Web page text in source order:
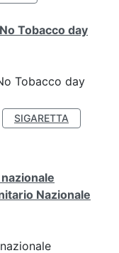
Tobacco day
Tobacco day
SIGARETTA
Nazionale